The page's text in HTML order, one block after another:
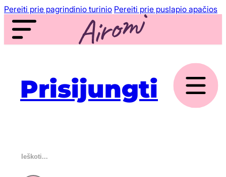
Pereiti prie pagrindinio turinio Pereiti prie puslapio apačios
Prisijungti
Ieškoti